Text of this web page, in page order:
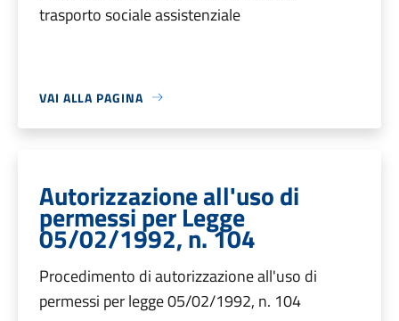
trasporto sociale assistenziale
VAI ALLA PAGINA
Autorizzazione all'uso di
permessi per Legge
05/02/1992, n. 104
Procedimento di autorizzazione all'uso di
permessi per legge 05/02/1992, n. 104